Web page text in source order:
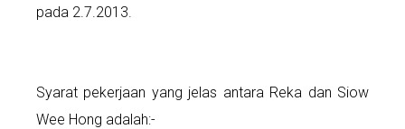
pada 2.7.2013.
Syarat pekerjaan yang jelas antara Reka dan Siow
Wee Hong adalah:-